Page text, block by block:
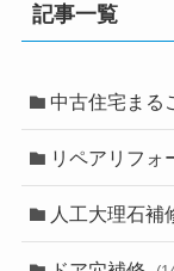
記事一覧
中古住宅まる
リペアリフォ
人工大理石補